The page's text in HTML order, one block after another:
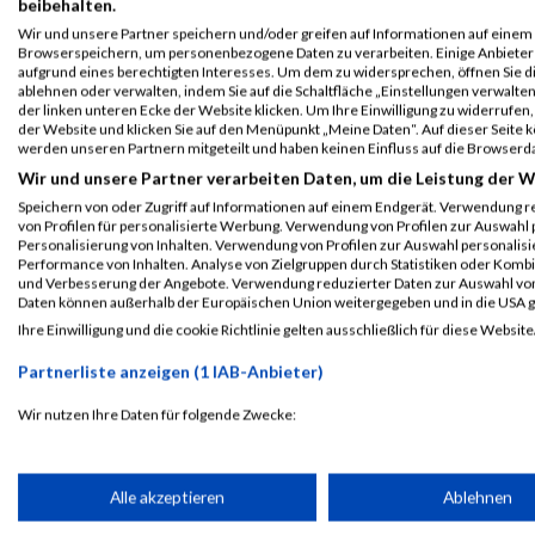
Teamwertung Herren
2022
Veranstaltung Stnr First Name Last Name
M-Net Firmenlauf Sebastian Harter
2019
Stnr Last Name
Firmenlauf 6.3km
M-NET Firmenlauf 1108 Sebastian
2018
beibehalten.
Wir und unsere Partner speichern und/oder greifen auf Informationen auf einem
Browserspeichern, um personenbezogene Daten zu verarbeiten. Einige
aufgrund eines berechtigten Interesses. Um dem zu widersprechen, öffnen Sie
ablehnen oder verwalten, indem Sie auf die Schaltfläche „Einstellungen
der linken unteren Ecke der Website klicken. Um Ihre Einwilligung zu
der Website und klicken Sie auf den Menüpunkt „Meine Daten“. Auf dieser
werden unseren Partnern mitgeteilt und haben keinen Einfluss auf die
Wir und unsere Partner verarbeiten Daten, um die Leistung der
Speichern von oder Zugriff auf Informationen auf einem Endgerät. Verwendung
von Profilen für personalisierte Werbung. Verwendung von Profilen zur
Personalisierung von Inhalten. Verwendung von Profilen zur Auswahl
Performance von Inhalten. Analyse von Zielgruppen durch Statistiken oder
und Verbesserung der Angebote. Verwendung reduzierter Daten zur Auswahl
Daten können außerhalb der Europäischen Union weitergegeben und in die USA
Ihre Einwilligung und die cookie Richtlinie gelten ausschließlich für diese
Partnerliste anzeigen (1 IAB-Anbieter)
Wir nutzen Ihre Daten für folgende Zwecke:
Speichern von oder Zugriff auf Informationen auf einem
Alle akzeptieren Ablehnen